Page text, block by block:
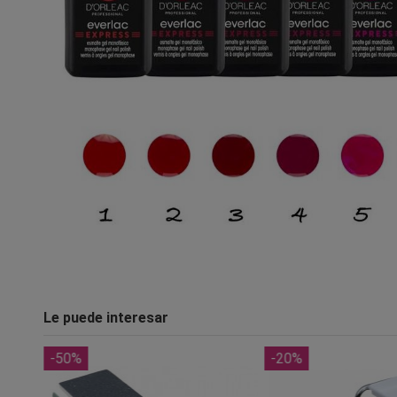
Le puede interesar
-50% -20%